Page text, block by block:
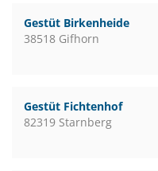
Gestüt Birkenheide
38518 Gifhorn
Gestüt Fichtenhof
82319 Starnberg